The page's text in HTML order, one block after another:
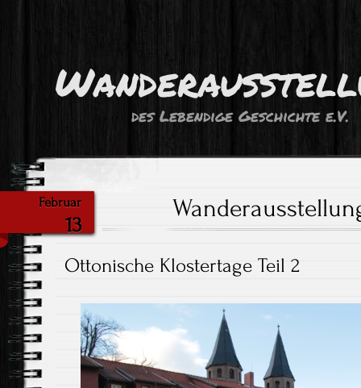
des Lebendige Geschichte e.V.
Februar
13
Ottonische Klostertage Teil 2